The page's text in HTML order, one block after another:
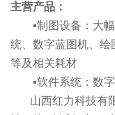
主营产品：
▪制图设备：大
统、数字蓝图机、绘
等及相关耗材
▪软件系统：数
山西红力科技有